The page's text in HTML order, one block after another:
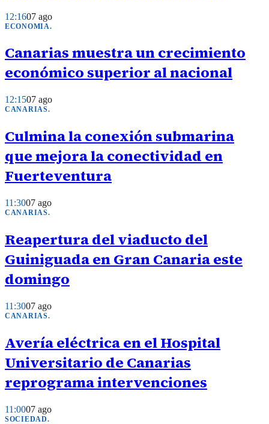
12:1607 ago
ECONOMIA.
Canarias muestra un crecimiento
económico superior al nacional
12:1507 ago
CANARIAS.
Culmina la conexión submarina
que mejora la conectividad en
Fuerteventura
11:3007 ago
CANARIAS.
Reapertura del viaducto del
Guiniguada en Gran Canaria este
domingo
11:3007 ago
CANARIAS.
Avería eléctrica en el Hospital
Universitario de Canarias
reprograma intervenciones
11:0007 ago
SOCIEDAD.